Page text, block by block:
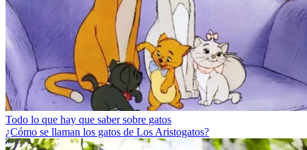
Todo lo que hay que saber sobre gatos
¿Cómo se llaman los gatos de Los Aristogatos?